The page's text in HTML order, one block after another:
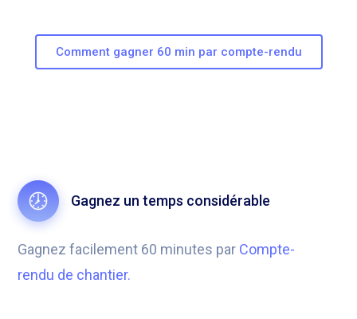
Comment gagner 60 min par compte-rendu
Gagnez un temps considérable
Gagnez facilement 60 minutes par Compte-
rendu de chantier.